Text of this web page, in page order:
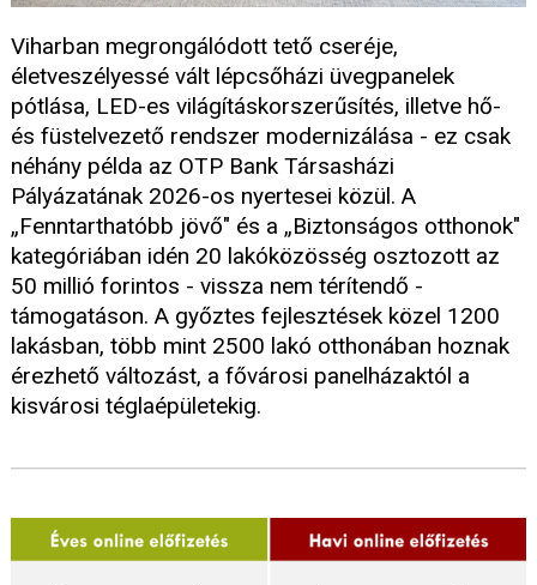
Viharban megrongálódott tető cseréje,
életveszélyessé vált lépcsőházi üvegpanelek
pótlása, LED-es világításkorszerűsítés, illetve hő-
és füstelvezető rendszer modernizálása - ez csak
néhány példa az OTP Bank Társasházi
Pályázatának 2026-os nyertesei közül. A
„Fenntarthatóbb jövő" és a „Biztonságos otthonok"
kategóriában idén 20 lakóközösség osztozott az
50 millió forintos - vissza nem térítendő -
támogatáson. A győztes fejlesztések közel 1200
lakásban, több mint 2500 lakó otthonában hoznak
érezhető változást, a fővárosi panelházaktól a
kisvárosi téglaépületekig.